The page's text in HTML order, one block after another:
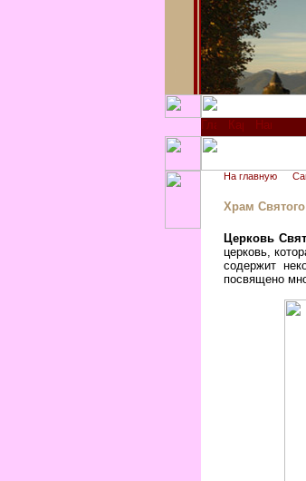
На главную
Храм
Церковь
церковь,
содержит
посвящено